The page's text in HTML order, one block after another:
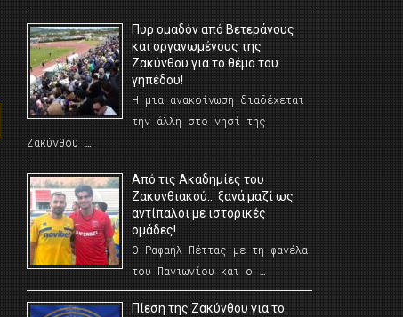
Πυρ ομαδόν από Βετεράνους
και οργανωμένους της
Ζακύνθου για το θέμα του
γηπέδου!
Η μια ανακοίνωση διαδέχεται
την άλλη στο νησί της
Ζακύνθου …
Από τις Ακαδημίες του
Ζακυνθιακού… ξανά μαζί ως
αντίπαλοι με ιστορικές
ομάδες!
Ο Ραφαήλ Πέττας με τη φανέλα
του Πανιωνίου και ο …
Πίεση της Ζακύνθου για το